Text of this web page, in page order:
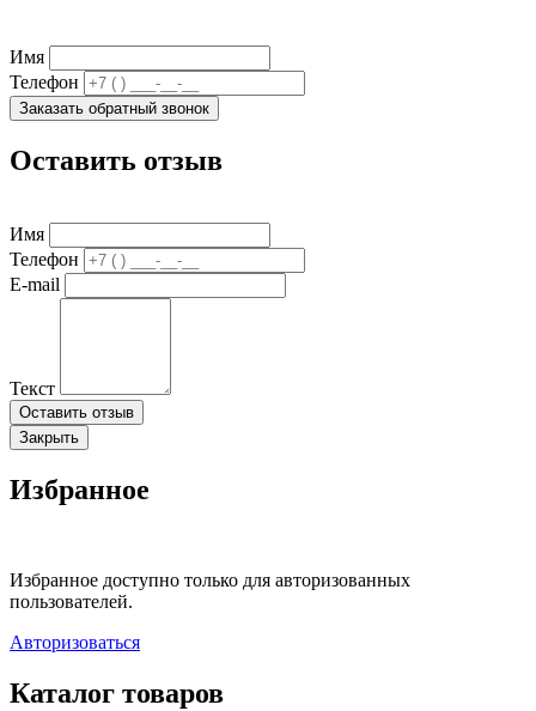
Имя
Телефон
Заказать обратный звонок
Оставить отзыв
Имя
Телефон
E-mail
Текст
Оставить отзыв
Закрыть
Избранное
Избранное доступно только для авторизованных
пользователей.
Авторизоваться
Каталог товаров